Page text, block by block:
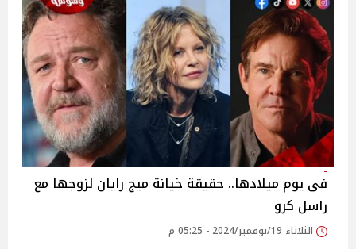
في يوم ميلادها.. حقيقة خيانة ميج رايان لزوجها مع
راسل كرو
الثلاثاء 19/نوفمبر/2024 - 05:25 م